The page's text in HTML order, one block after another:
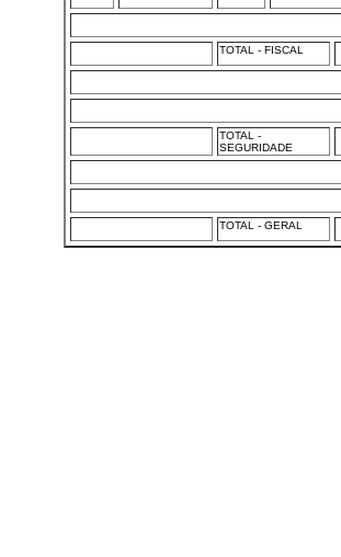
TOTAL - FISCAL
TOTAL -
SEGURIDADE
TOTAL - GERAL